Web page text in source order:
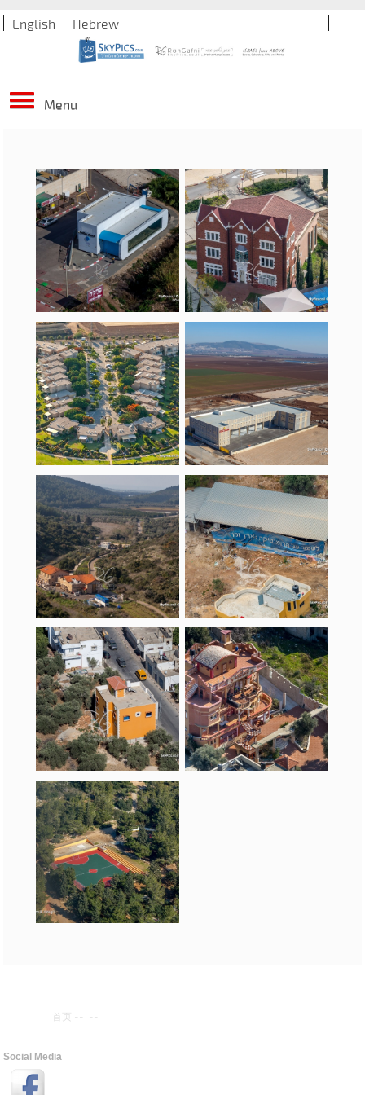
Hebrew
English
Menu
首页 -- --
Social Media